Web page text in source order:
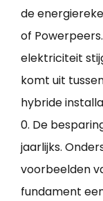
de
of
elektriciteit
komt uit
hybride
0. De
jaarlijks.
voorbeelden
fundament